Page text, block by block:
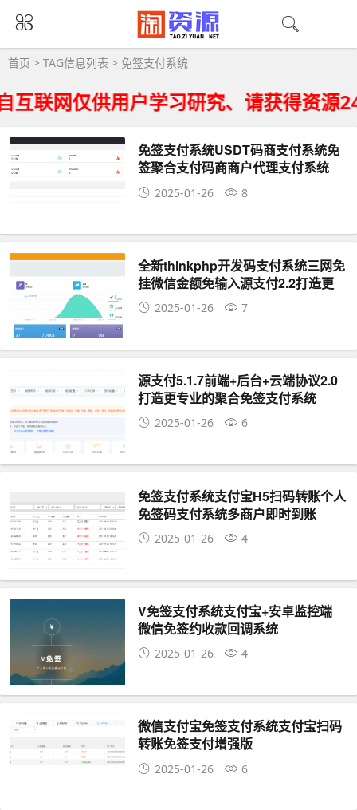
免签支付系统大全 - 免签支付系统相关资源
首页 > TAG信息列表 > 免签支付系统
联网仅供用户学习研究、请获得资源
免签支付系统USDT码商支付系统免
签聚合支付码商商户代理支付系统
2025-01-26 8
全新thinkphp开发码支付系统三网免
挂微信金额免输入源支付2.2打造更
专业的聚合免签支付系统
2025-01-26 7
源支付5.1.7前端+后台+云端协议2.0
打造更专业的聚合免签支付系统
2025-01-26 6
免签支付系统支付宝H5扫码转账个人
免签码支付系统多商户即时到账
2025-01-26 4
V免签支付系统支付宝+安卓监控端
微信免签约收款回调系统
2025-01-26 4
微信支付宝免签支付系统支付宝扫码
转账免签支付增强版
2025-01-26 6